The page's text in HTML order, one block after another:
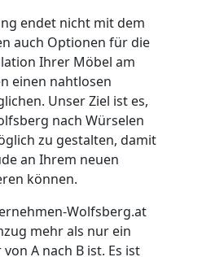
endet nicht mit dem
auch Optionen für die
Ihrer Möbel am
einen nahtlosen
Unser Ziel ist es,
nach Würselen
zu gestalten, damit
an Ihrem neuen
können.
Wolfsberg.at
mehr als nur ein
A nach B ist. Es ist